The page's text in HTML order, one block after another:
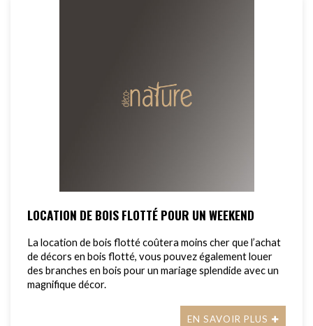
LOCATION DE BOIS FLOTTÉ POUR UN WEEKEND
La location de bois flotté coûtera moins cher que l’achat
de décors en bois flotté, vous pouvez également louer
des branches en bois pour un mariage splendide avec un
magnifique décor.
EN SAVOIR PLUS